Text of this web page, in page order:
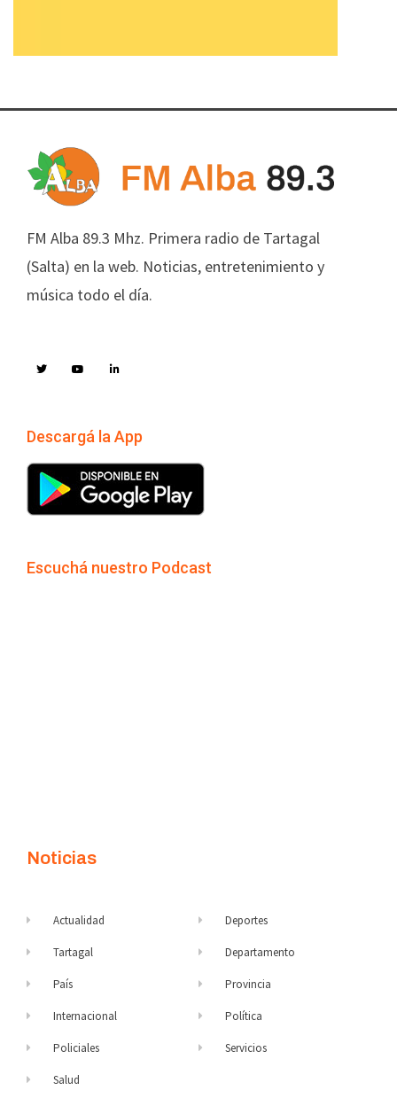
FM Alba 89.3 Mhz. Primera radio de Tartagal
(Salta) en la web. Noticias, entretenimiento y
música todo el día.
Descargá la App
Escuchá nuestro Podcast
Noticias
Actualidad
Tartagal
País
Internacional
Policiales
Salud
Deportes
Departamento
Provincia
Política
Servicios